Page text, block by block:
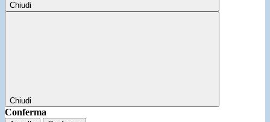
Chiudi
Chiudi
Conferma